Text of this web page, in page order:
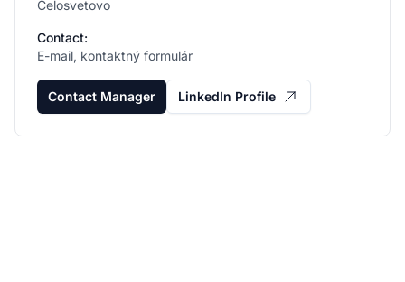
Celosvetovo
Contact:
E-mail, kontaktný formulár
Contact Manager LinkedIn Profile